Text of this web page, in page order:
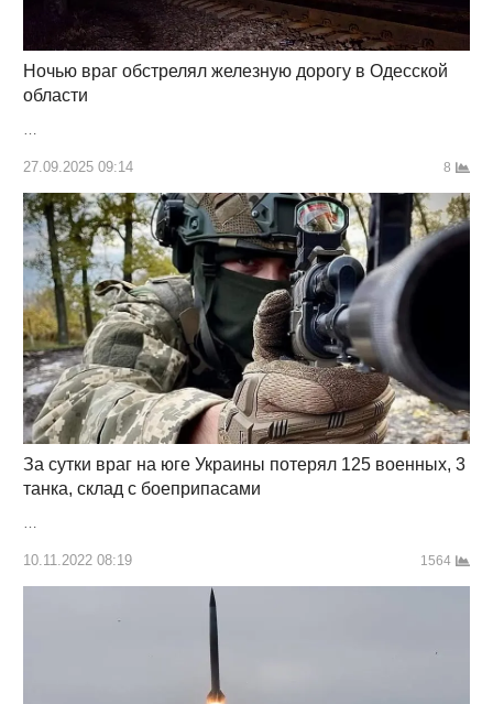
Ночью враг обстрелял железную дорогу в Одесской
области
27.09.2025 09:14 8
За сутки враг на юге Украины потерял 125 военных, 3
танка, склад с боеприпасами
…
10.11.2022 08:19 1564